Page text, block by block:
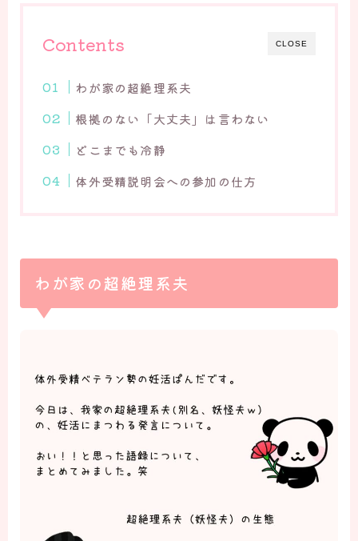
CLOSE
Contents
わが家の超絶理系夫
根拠のない「大丈夫」は言わない
どこまでも冷静
体外受精説明会への参加の仕方
わが家の超絶理系夫